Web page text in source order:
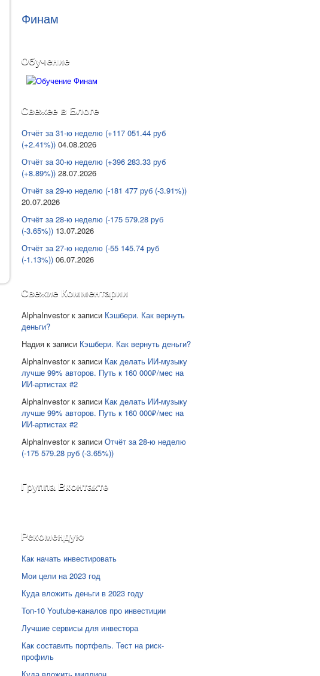
Финам
Обучение
Свежее в Блоге
Отчёт за 31-ю неделю (+117 051.44 руб
(+2.41%)) 04.08.2026
Отчёт за 30-ю неделю (+396 283.33 руб
(+8.89%)) 28.07.2026
Отчёт за 29-ю неделю (-181 477 руб (-3.91%))
20.07.2026
Отчёт за 28-ю неделю (-175 579.28 руб
(-3.65%)) 13.07.2026
Отчёт за 27-ю неделю (-55 145.74 руб
(-1.13%)) 06.07.2026
Свежие Комментарии
AlphaInvestorк записи Кэшбери. Как вернуть
деньги?
Надия к записи Кэшбери. Как вернуть деньги?
AlphaInvestorк записи Как делать ИИ-музыку
лучше 99% авторов. Путь к 160 000₽/мес на
ИИ-артистах #2
AlphaInvestorк записи Как делать ИИ-музыку
лучше 99% авторов. Путь к 160 000₽/мес на
ИИ-артистах #2
AlphaInvestorк записи Отчёт за 28-ю неделю
(-175 579.28 руб (-3.65%))
Группа Вконтакте
Рекомендую
Как начать инвестировать
Мои цели на 2023 год
Куда вложить деньги в 2023 году
Топ-10 Youtube-каналов про инвестиции
Лучшие сервисы для инвестора
Как составить портфель. Тест на риск-
профиль